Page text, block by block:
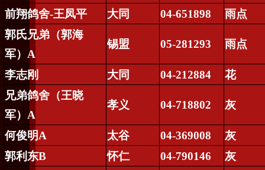
前翔鸽舍-王凤平 大同 04-651898
雨点
郭氏兄弟（郭海
军） A
锡盟 05-281293 雨点
李志刚 大同 04-212884
花
兄弟鸽舍（王晓
军） A
孝义 04-718802 灰
何俊明A 太谷 04-369008
灰
郭利东B 怀仁 04-790146
灰